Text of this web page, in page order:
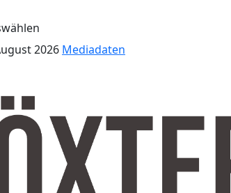
2026 Mediadaten